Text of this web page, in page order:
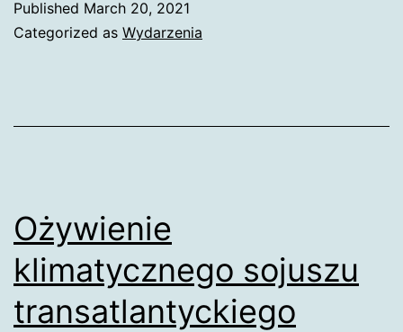
Published March 20, 2021
Categorized as Wydarzenia
Ożywienie
klimatycznego sojuszu
transatlantyckiego